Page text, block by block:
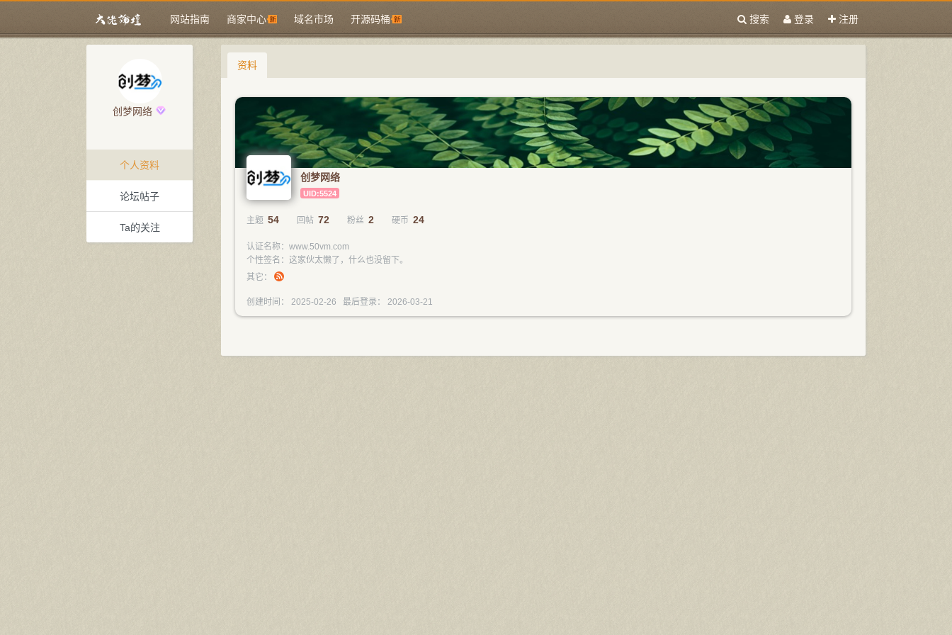
网站指南 商家中心 域名市场 开源码桶 搜索 登录 注册
创梦网络
个人资料
论坛帖子
Ta的关注
资料
创梦网络
UID:5524
主题 54 回帖 72 粉丝 2 硬币 24
认证名称：www.50vm.com
个性签名：这家伙太懒了，什么也没留下。
其它：
创建时间： 2025-02-26 最后登录： 2026-03-21